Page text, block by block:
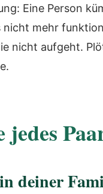
Eine Person
mehr
nicht aufgeht.
jedes
deiner